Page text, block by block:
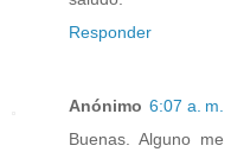
Responder
Anónimo 6:07 a. m.
Buenas. Alguno